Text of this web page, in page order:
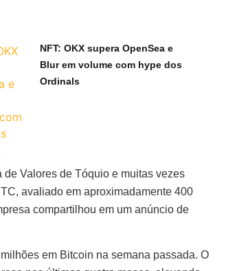
NFT: OKX supera OpenSea e
Blur em volume com hype dos
Ordinals
Valores de Tóquio e muitas vezes
avaliado em aproximadamente 400
compartilhou em um anúncio de
em Bitcoin na semana passada. O